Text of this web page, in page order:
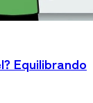
Equilibrando